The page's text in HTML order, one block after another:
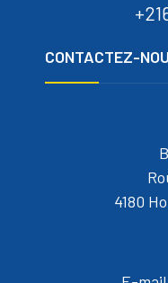
CONTACTEZ-
4180